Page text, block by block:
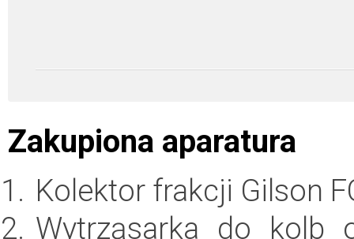
Zakupiona aparatura
Kolektor frakcji Gilson
Wytrząsarka do kolb